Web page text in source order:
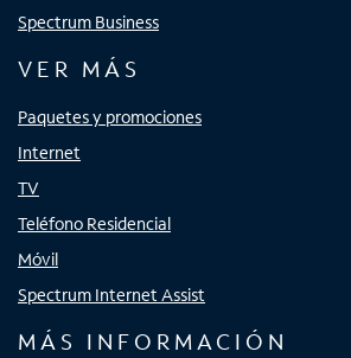
Spectrum Business
VER MÁS
Paquetes y promociones
Internet
TV
Teléfono Residencial
Móvil
Spectrum Internet Assist
MÁS INFORMACIÓN